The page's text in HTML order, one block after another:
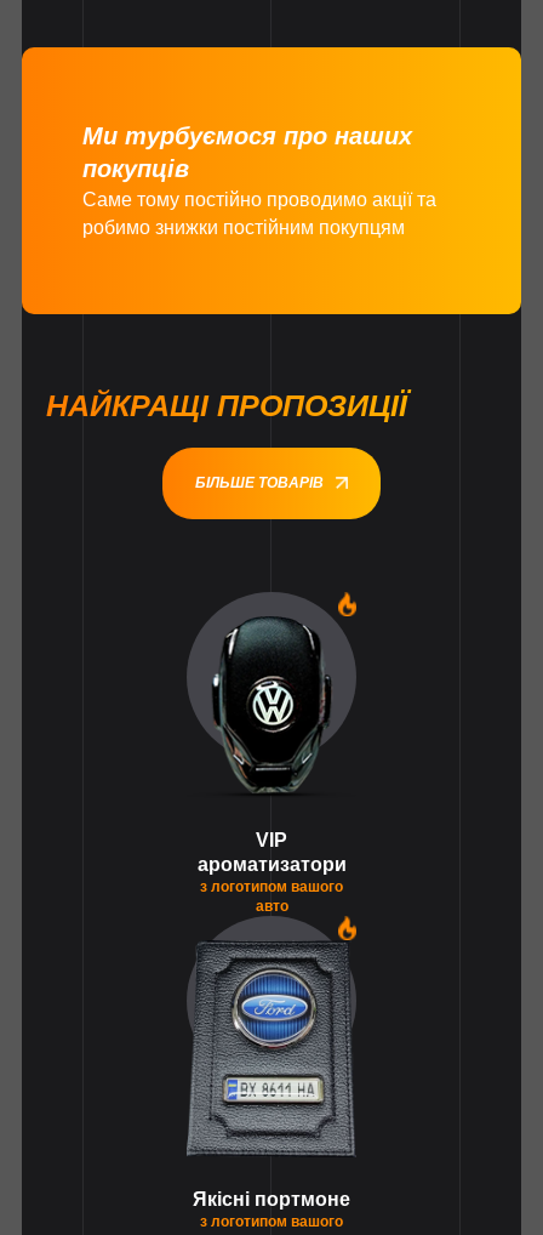
Ми турбуємося про наших
покупців
Саме тому постійно проводимо акції та
робимо знижки постійним покупцям
НАЙКРАЩІ ПРОПОЗИЦІЇ
БІЛЬШЕ ТОВАРІВ
VIP
ароматизатори
з логотипом вашого
авто
Якісні портмоне
з логотипом вашого